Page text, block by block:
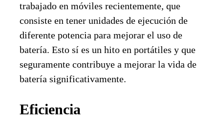
trabajado en móviles recientemente, que
consiste en tener unidades de ejecución de
diferente potencia para mejorar el uso de
batería. Esto sí es un hito en portátiles y que
seguramente contribuye a mejorar la vida de
batería significativamente.
Eficiencia